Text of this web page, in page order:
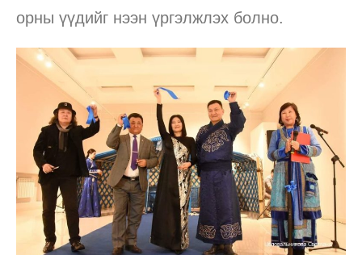
орны үүдийг нээн үргэлжлэх болно.